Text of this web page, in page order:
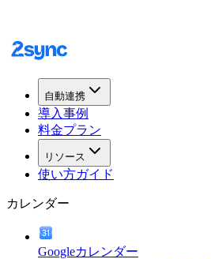
自動連携
導入事例
料金プラン
リソース
使い方ガイド
カレンダー
Googleカレンダー